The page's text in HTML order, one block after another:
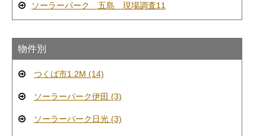
ソーラーパーク 五島 現場調査11
物件別
つくば市1.2M (14)
ソーラーパーク伊田 (3)
ソーラーパーク日光 (3)